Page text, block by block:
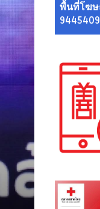
พื้นที่โฆษ
9445409